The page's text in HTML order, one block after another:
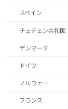
スペイン
チェチェン共和国
デンマーク
ドイツ
ノルウェー
フランス